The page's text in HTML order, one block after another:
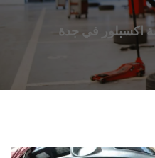
اكسبلور في جدة